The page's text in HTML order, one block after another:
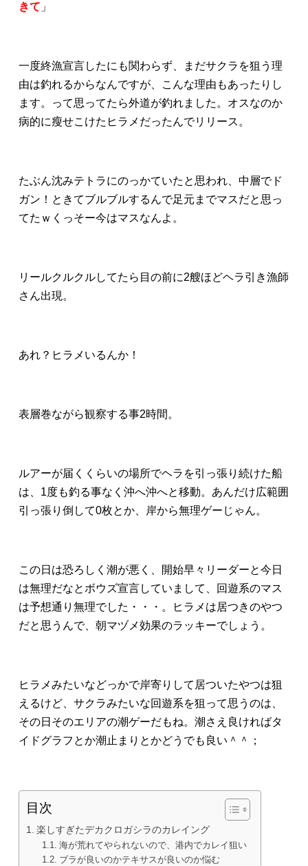
きて 」
一度終漁宣言したにも関わらず、まだサクラを狙う理
由は釣れるからなんですが、こんな理由もあったりし
ます。って思ってたら外道が釣れました。オスなのか
病的に瘦せこけたヒラメだったんでリリース。
たぶん沈みテトラにのっかていたと思われ、中層でド
ガン！ときてブルブルするんで足元までマスだと思っ
てたｗくっそー今はマスなんよ。
リールクルクルしてたら目の前に2艘ほどヘラ引き漁師
さん出現。
あれ？ヒラメいるんか！
表層巻ながら観察する事2時間。
ルアーが届くくらいの場所でヘラを引っ張り続けた船
は、1度も釣る事なく沖へ沖へと移動。あんだけ広範囲
引っ張り倒して0枚とか、岸から無理ゲーじゃん。
この日は恐ろしく潮が悪く、開始早々リーダーと今日
は無理だなとボウズ宣言していまして、回遊系のマス
は予想通り無理でした・・・。ヒラメは居つきのやつ
だと思うんで、朝マヅメ効果のラッキーでしょう。
ヒラメみたいなどっかで岸寄りして居ついたやつは狙
えるけど、サクラみたいな回遊系を狙って思うのは、
その日そのエリアの潮ゲーだもね。潮さえ良ければタ
イドグラフとか潮止まりとかどうでも良い＾＾；
目次
楽しすぎたデカクロガシラのカレイング
海が荒れてやられないので、港内でカレイ狙い
ブラが良いのかテキサスが良いのか悩む